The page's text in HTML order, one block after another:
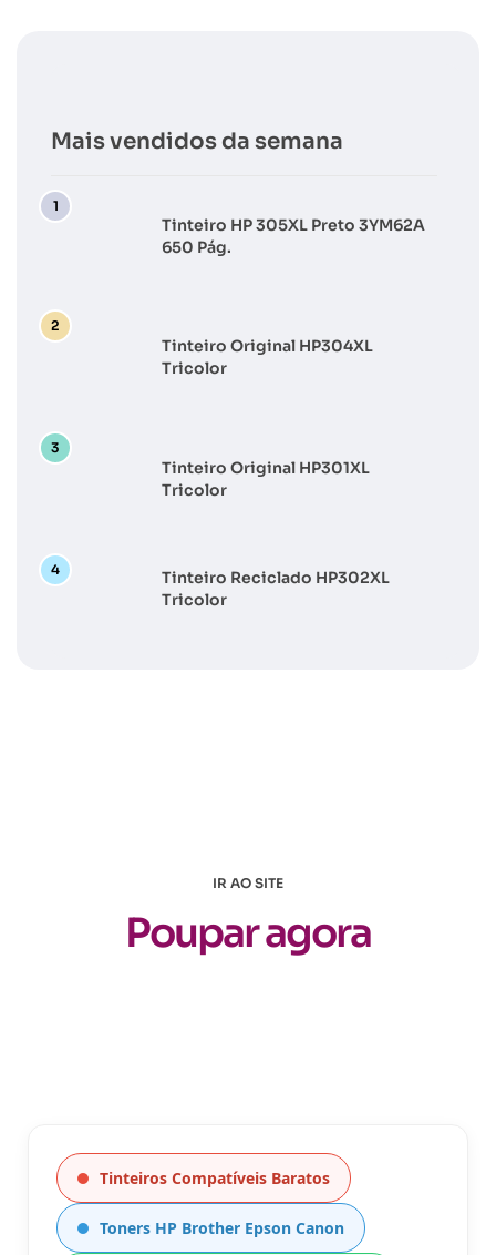
Mais vendidos da semana
Tinteiro HP 305XL Preto 3YM62A
650 Pág.
Tinteiro Original HP304XL
Tricolor
Tinteiro Original HP301XL
Tricolor
Tinteiro Reciclado HP302XL
Tricolor
IR AO SITE
Poupar agora
Tinteiros Compatíveis Baratos
Toners HP Brother Epson Canon